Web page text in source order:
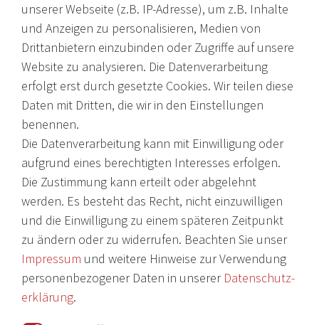
Internationale Weine, Brände, Feinkost & mehr. Entdecken Sie
unser Sortiment online oder in unserem Ladengeschäft. Wenn
Sie Fragen haben, wenden Sie sich an uns.
EMail: shop@victoria-weine.com
Telefon: +49 (0)7931 56 34 11
© 2026 Copyright Victoria Weine
Impressum
Daten­schutz­erklärung
AGB
Barrierefreiheitserklärung
Widerrufs­recht
unserer Webseite (z.B. IP-Adresse), um z.B. Inhalte
und Anzeigen zu personalisieren, Medien von
Drittanbietern einzubinden oder Zugriffe auf unsere
Website zu analysieren. Die Datenverarbeitung
erfolgt erst durch gesetzte Cookies. Wir teilen diese
Daten mit Dritten, die wir in den Einstellungen
benennen.
Die Datenverarbeitung kann mit Einwilligung oder
aufgrund eines berechtigten Interesses erfolgen.
Die Zustimmung kann erteilt oder abgelehnt
werden. Es besteht das Recht, nicht einzuwilligen
und die Einwilligung zu einem späteren Zeitpunkt
zu ändern oder zu widerrufen. Beachten Sie unser
Impressum und weitere Hinweise zur Verwendung
personenbezogener Daten in unserer Daten­schutz­
erklärung.